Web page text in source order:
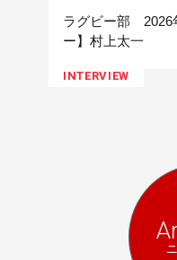
ラグビー部 2026
ー】村上太一
INTERVIEW